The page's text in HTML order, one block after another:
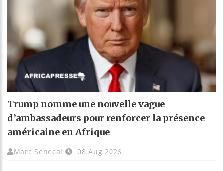
Trump nomme une nouvelle vague
d’ambassadeurs pour renforcer la présence
américaine en Afrique
Marc Senecal 08 Aug 2026